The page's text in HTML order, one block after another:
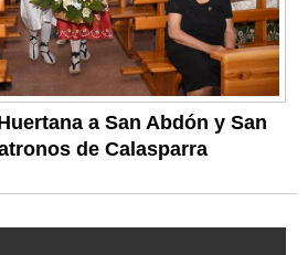
a San Abdón y San
de Calasparra